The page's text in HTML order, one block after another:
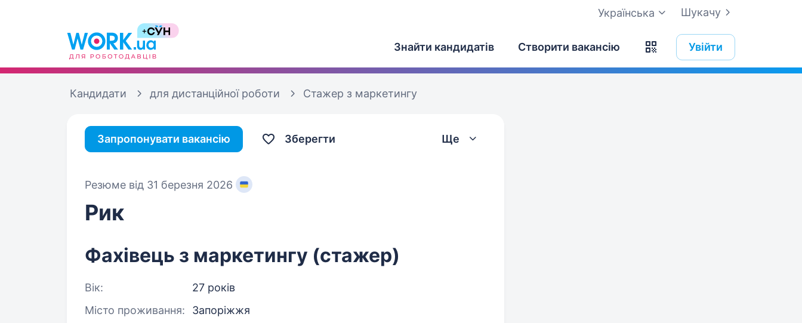
Шукачу
Українська
Знайти кандидатів Створити вакансію Увійти
Кандидати для дистанційної роботи Стажер з маркетингу
Запропонувати вакансію Зберегти Ще
Резюме від 31 березня 2026
Рик
Фахівець з маркетингу (стажер)
Вік:
27 років
Місто проживання:
Запоріжжя